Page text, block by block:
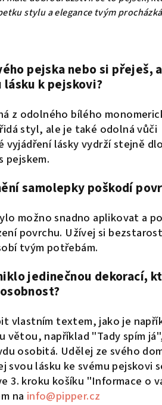
stylu a elegance tvým
pejska nebo si přeješ,
k pejskovi?
z odolného bílého
styl, ale je také odolná vůči
lásky vydrží stejně
pejskem.
samolepky poškodí
možno snadno aplikovat a
povrchu. Užívej si
tvým potřebám.
jedinečnou dekorací,
vlastním textem, jako je
větou, například "Tady spím
osobitá. Udělej ze svého
lásku ke svému pejskovi
3. kroku košíku "Informace o
na info@pipper.cz